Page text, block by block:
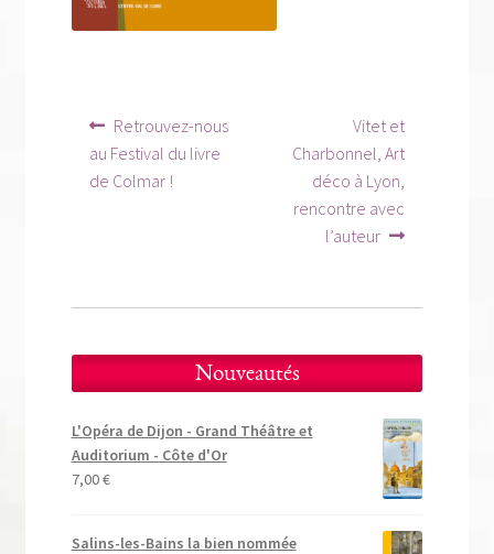
Navigation
de
Article
précédent :
Retrouvez-nous
au Festival du livre
de Colmar !
Article
suivant :
Vitet et
Charbonnel, Art
déco à Lyon,
rencontre avec
l’auteur
Nouveautés
L'Opéra de Dijon - Grand Théâtre et
Auditorium - Côte d'Or
7,00€
Salins-les-Bains la bien nommée